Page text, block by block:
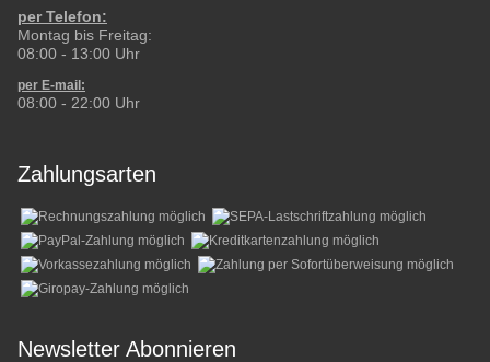
per Telefon:
Montag bis Freitag:
08:00 - 13:00 Uhr
per E-mail:
08:00 - 22:00 Uhr
Zahlungsarten
Newsletter Abonnieren